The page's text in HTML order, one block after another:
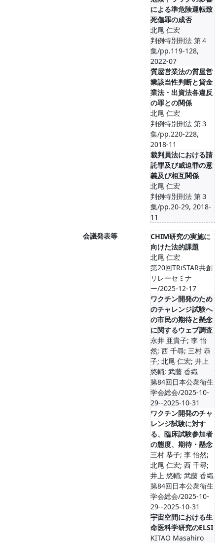
による準危険運転致
死傷罪の成否
北尾 仁宏
判例特別刑法 第４
集/pp.119-128,
2022-07
質屋営業法の質屋営
業該当性判断と貸金
業法・出資法各違反
の罪との関係
北尾 仁宏
判例特別刑法 第３
集/pp.220-228,
2018-11
裁判員法における請
託罪及び威迫罪の意
義及び相互関係
北尾 仁宏
判例特別刑法 第３
集/pp.20-29, 2018-
11
会議発表等
CHIM研究の実施に
向けた法的課題
北尾 仁宏
第20回TRiSTAR共創
リレーセミナ
ー/2025-12-17
ワクチン開発のため
のチャレンジ試験へ
の市民の期待と懸念
に関するウェブ調査
永井 亜貴子; 李 怡
然; 西 千尋; 三村 恭
子; 北尾 仁宏; 井上
悠輔; 武藤 香織
第84回日本公衆衛生
学会総会/2025-10-
29--2025-10-31
ワクチン開発のチャ
レンジ試験に対す
る、臨床試験参加者
の態度、期待・懸念
三村 恭子; 李 怡然;
北尾 仁宏; 西 千尋;
井上 悠輔; 武藤 香織
第84回日本公衆衛生
学会総会/2025-10-
29--2025-10-31
宇宙空間における生
命医科学研究のELSI
KITAO Masahiro